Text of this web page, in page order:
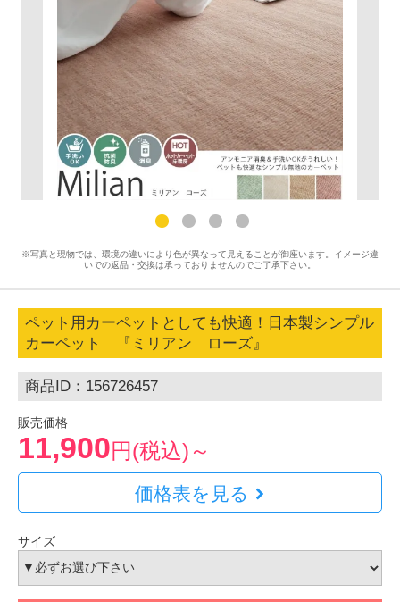
※写真と現物では、環境の違いにより色が異なって見えることが御座います。イメージ違
いでの返品・交換は承っておりませんのでご了承下さい。
ペット用カーペットとしても快適！日本製シンプル
カーペット 『ミリアン ローズ』
商品ID：156726457
販売価格
11,900円(税込)～
価格表を見る
サイズ